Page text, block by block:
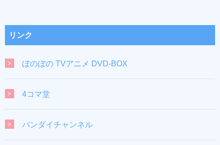
リンク
ぼのぼの TVアニメ DVD-BOX
4コマ堂
バンダイチャンネル